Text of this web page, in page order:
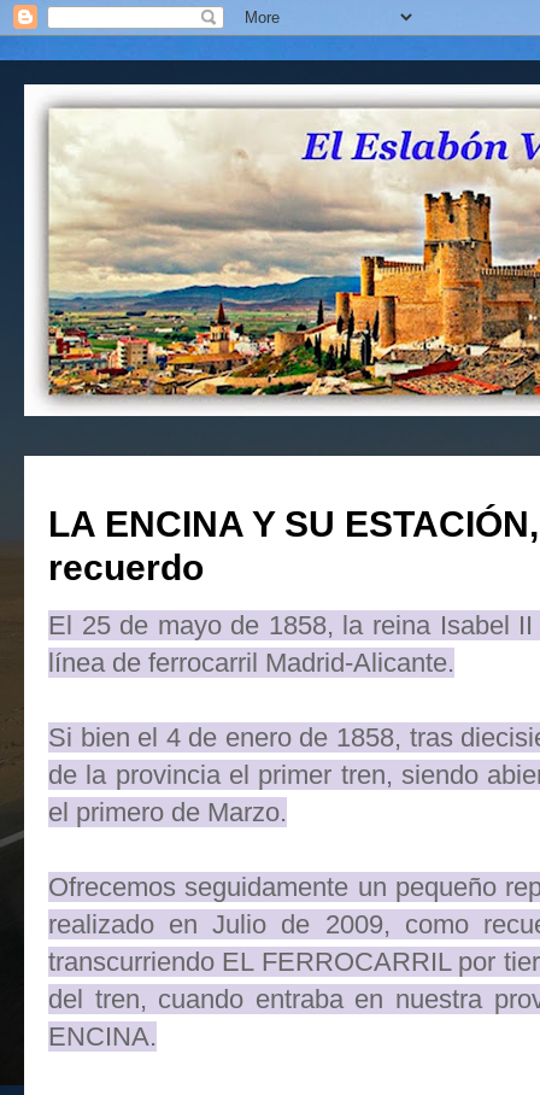
LA ENCINA Y SU
recuerdo
El 25 de mayo de 1858, la reina Isabel
línea de ferrocarril Madrid-Alicante.
Si bien el 4 de enero de 1858, tras
de la provincia el primer tren, siendo
el primero de Marzo.
Ofrecemos seguidamente un pequeño
realizado en Julio de 2009, como
transcurriendo EL FERROCARRIL por
del tren, cuando entraba en nuestra
ENCINA.